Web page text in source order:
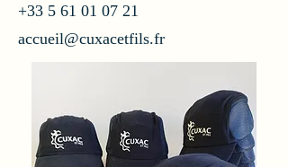
+33 5 61 01 07 21
accueil@cuxacetfils.fr